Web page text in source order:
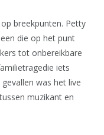
breekpunten. Petty
die op het punt
tot onbereikbare
iets
was het live
muzikant en